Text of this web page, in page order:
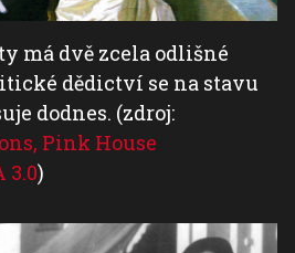
má dvě zcela odlišné
dědictví se na stavu
dodnes. (zdroj:
Pink House
3.0)